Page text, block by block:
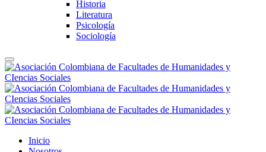
Historia
Literatura
Psicología
Sociología
Inicio